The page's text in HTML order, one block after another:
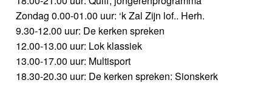
Zondag 0.00-01.00 uur: ‘k Zal Zijn lof.. Herh.
9.30-12.00 uur: De kerken spreken
12.00-13.00 uur: Lok klassiek
13.00-17.00 uur: Multisport
18.30-20.30 uur: De kerken spreken: Sionskerk